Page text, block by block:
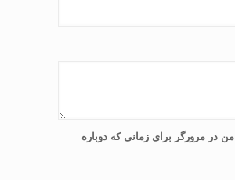
در مرورگر برای زمانی که دوباره